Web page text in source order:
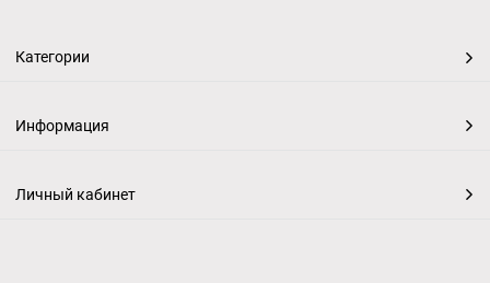
Категории
Информация
Личный кабинет